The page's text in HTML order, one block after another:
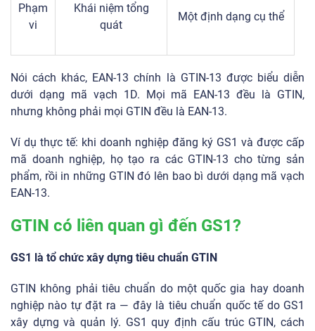
Phạm
vi
Khái niệm tổng
quát
Một định dạng cụ thể
Nói cách khác, EAN-13 chính là GTIN-13 được biểu diễn
dưới dạng mã vạch 1D. Mọi mã EAN-13 đều là GTIN,
nhưng không phải mọi GTIN đều là EAN-13.
Ví dụ thực tế: khi doanh nghiệp đăng ký GS1 và được cấp
mã doanh nghiệp, họ tạo ra các GTIN-13 cho từng sản
phẩm, rồi in những GTIN đó lên bao bì dưới dạng mã vạch
EAN-13.
GTIN có liên quan gì đến GS1?
GS1 là tổ chức xây dựng tiêu chuẩn GTIN
GTIN không phải tiêu chuẩn do một quốc gia hay doanh
nghiệp nào tự đặt ra — đây là tiêu chuẩn quốc tế do GS1
xây dựng và quản lý. GS1 quy định cấu trúc GTIN, cách